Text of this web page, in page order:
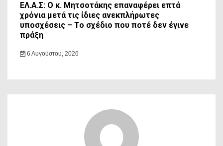
ΕΛ.Α.Σ: Ο κ. Μητσοτάκης επαναφέρει επτά
χρόνια μετά τις ίδιες ανεκπλήρωτες
υποσχέσεις – Το σχέδιο που ποτέ δεν έγινε
πράξη
6 Αυγούστου, 2026